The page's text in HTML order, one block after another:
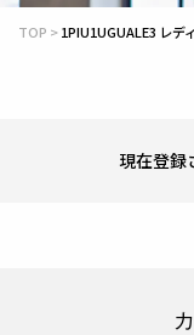
TOP 1PIU1UGUALE3 レデ
現在登録